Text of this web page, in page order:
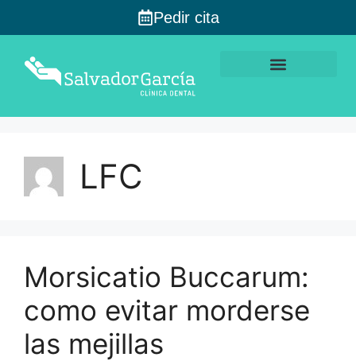
Pedir cita
LFC
Morsicatio Buccarum:
como evitar morderse
las mejillas